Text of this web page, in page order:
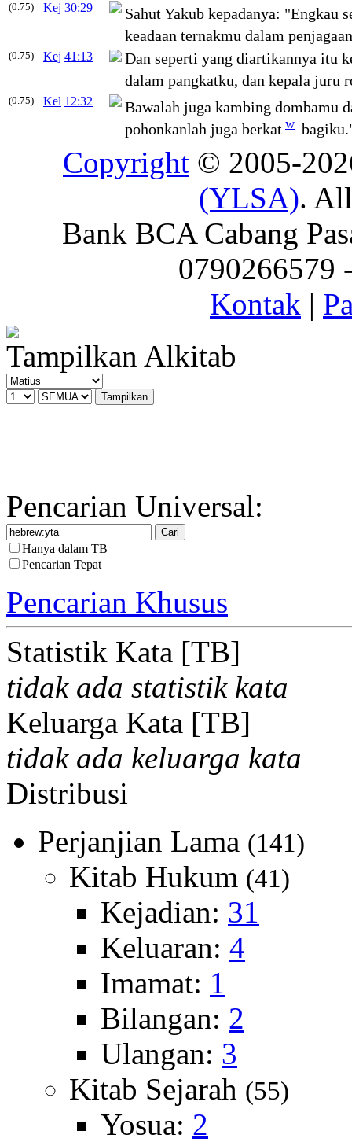
(0.75) Kej 30:29
Sahut Yakub kepadanya: "Engkau
keadaan ternakmu dalam
(0.75) Kej 41:13
Dan seperti yang diartikannya itu
dalam pangkatku, dan kepala juru
(0.75) Kel 12:32
Bawalah juga kambing dombamu
pohonkanlah juga berkat w
Copyright © 2005-
(YLSA).
Bank BCA Cabang
0790266579
Kontak |
Tampilkan Alkitab
Pencarian Universal:
Hanya dalam TB
Pencarian Tepat
Pencarian Khusus
Statistik Kata [TB]
tidak ada statistik kata
Keluarga Kata [TB]
tidak ada keluarga kata
Distribusi
Perjanjian Lama (141)
Kitab Hukum (41)
Kejadian: 31
Keluaran: 4
Imamat: 1
Bilangan: 2
Ulangan: 3
Kitab Sejarah (55)
Yosua: 2